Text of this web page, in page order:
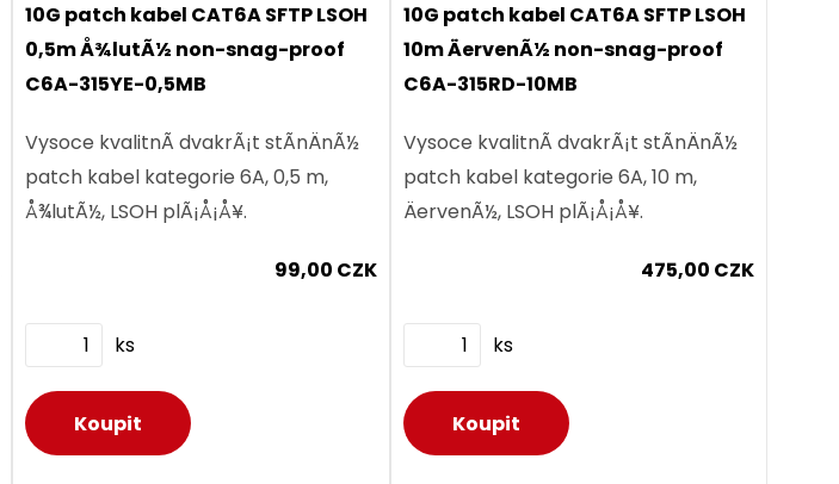
10G patch kabel CAT6A SFTP LSOH
0,5m Å¾lutÃ½ non-snag-proof
C6A-315YE-0,5MB
Vysoce kvalitnÃ­ dvakrÃ¡t stÃ­nÄnÃ½
patch kabel kategorie 6A, 0,5 m,
Å¾lutÃ½, LSOH plÃ¡Å¡Å¥.
99,00 CZK
ks
10G patch kabel CAT6A SFTP LSOH
10m ÄervenÃ½ non-snag-proof
C6A-315RD-10MB
Vysoce kvalitnÃ­ dvakrÃ¡t stÃ­nÄnÃ½
patch kabel kategorie 6A, 10 m,
ÄervenÃ½, LSOH plÃ¡Å¡Å¥.
475,00 CZK
ks